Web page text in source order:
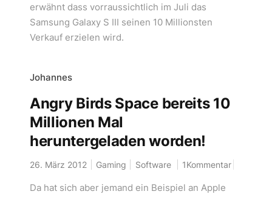
erwähnt dass vorraussichtlich im Juli das
Samsung Galaxy S III seinen 10 Millionsten
Verkauf erzielen wird.
Johannes
Angry Birds Space bereits 10
Millionen Mal
heruntergeladen worden!
26. März 2012 Gaming Software 1Kommentar
Da hat sich aber jemand ein Beispiel an Apple